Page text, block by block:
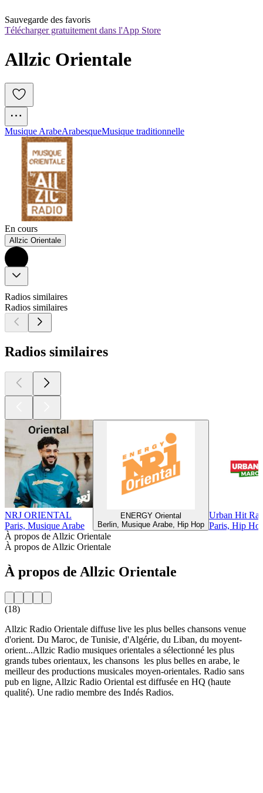
Sauvegarde des favoris
Télécharger gratuitement dans l'App Store
Allzic Orientale
Musique ArabeArabesqueMusique traditionnelle
En cours
Allzic Orientale
Radios similaires
Radios similaires
Radios similaires
NRJ ORIENTAL
Paris, Musique Arabe
ENERGY Oriental
Berlin, Musique Arabe, Hip Hop
Urban Hit Rai
Paris, Hip
À propos de Allzic Orientale
À propos de Allzic Orientale
À propos de Allzic Orientale
(18)
Allzic Radio Orientale diffuse live les plus belles chansons venue
d'orient. Du Maroc, de Tunisie, d'Algérie, du Liban, du moyent-
orient...Allzic Radio musiques orientales a sélectionné les plus
grands tubes orientaux, les chansons les plus belles en arabe, le
meilleur des productions musicales moyen-orientales. Radio sans
pub en ligne, Allzic Radio Oriental est diffusée en HQ (haute
qualité). Une radio membre des Indés Radios.